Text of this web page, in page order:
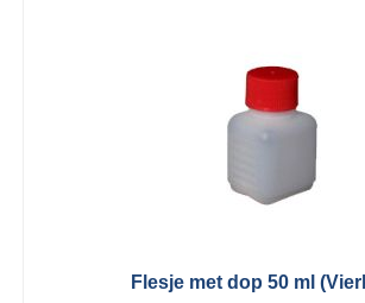
Flesje met dop 50 ml